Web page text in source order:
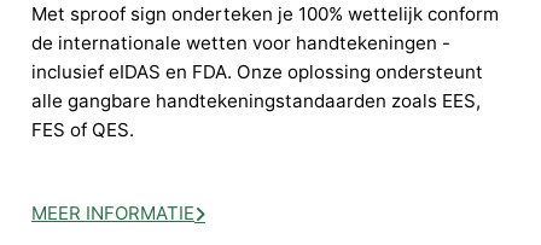
Met sproof sign onderteken je 100% wettelijk conform
de internationale wetten voor handtekeningen -
inclusief eIDAS en FDA. Onze oplossing ondersteunt
alle gangbare handtekeningstandaarden zoals EES,
FES of QES.
MEER INFORMATIE